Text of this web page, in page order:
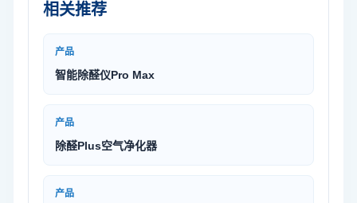
相关推荐
产品
智能除醛仪Pro Max
产品
除醛Plus空气净化器
产品